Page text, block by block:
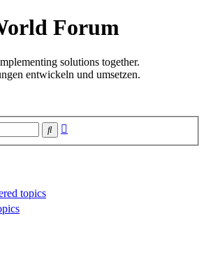
Forum
solutions together.
entwickeln und umsetzen.
Search
topics